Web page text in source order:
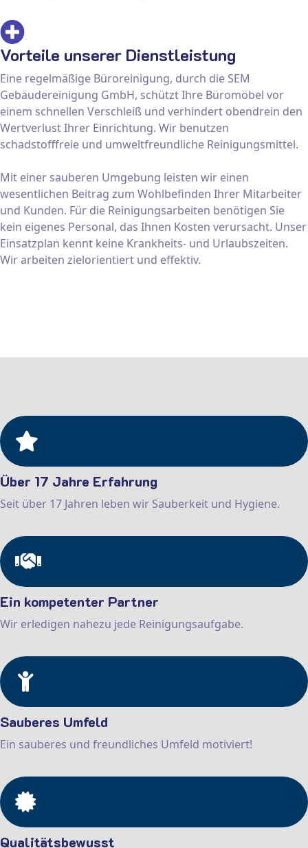
Vorteile unserer Dienstleistung
Eine regelmäßige Büroreinigung, durch die SEM
Gebäudereinigung GmbH, schützt Ihre Büromöbel vor
einem schnellen Verschleiß und verhindert obendrein den
Wertverlust Ihrer Einrichtung. Wir benutzen
schadstofffreie und umweltfreundliche Reinigungsmittel.
Mit einer sauberen Umgebung leisten wir einen
wesentlichen Beitrag zum Wohlbefinden Ihrer Mitarbeiter
und Kunden. Für die Reinigungsarbeiten benötigen Sie
kein eigenes Personal, das Ihnen Kosten verursacht. Unser
Einsatzplan kennt keine Krankheits- und Urlaubszeiten.
Wir arbeiten zielorientiert und effektiv.
Über 17 Jahre Erfahrung
Seit über 17 Jahren leben wir Sauberkeit und Hygiene.
Ein kompetenter Partner
Wir erledigen nahezu jede Reinigungsaufgabe.
Sauberes Umfeld
Ein sauberes und freundliches Umfeld motiviert!
Qualitätsbewusst